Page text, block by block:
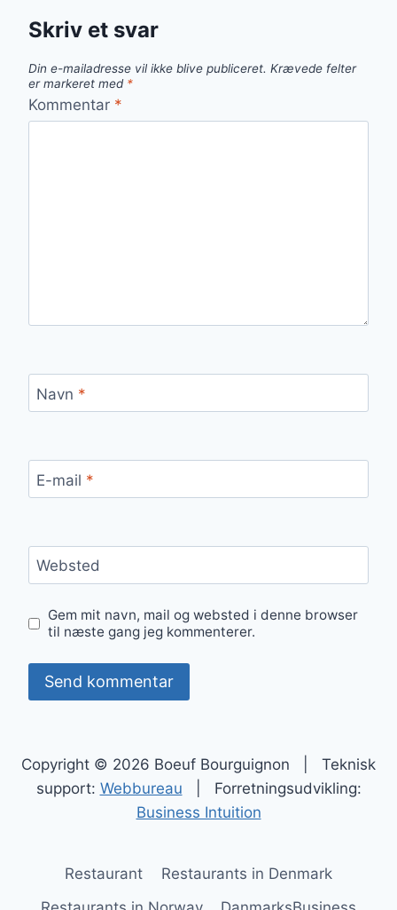
Skriv et svar
Din e-mailadresse vil ikke blive publiceret. Krævede felter
er markeret med *
Kommentar *
Navn *
E-mail *
Websted
Gem mit navn, mail og websted i denne browser
til næste gang jeg kommenterer.
Copyright © 2026 Boeuf Bourguignon | Teknisk
support: Webbureau | Forretningsudvikling:
Business Intuition
Restaurant
Restaurants in Denmark